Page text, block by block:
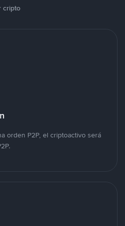
cripto
orden P2P, el criptoactivo será